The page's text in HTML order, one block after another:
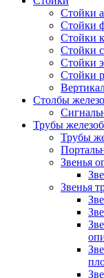
Стойки
Стойки
Стойки
Стойки
Стойки
Стойки
Столбы
Трубы
Трубы
Звенья
Звенья